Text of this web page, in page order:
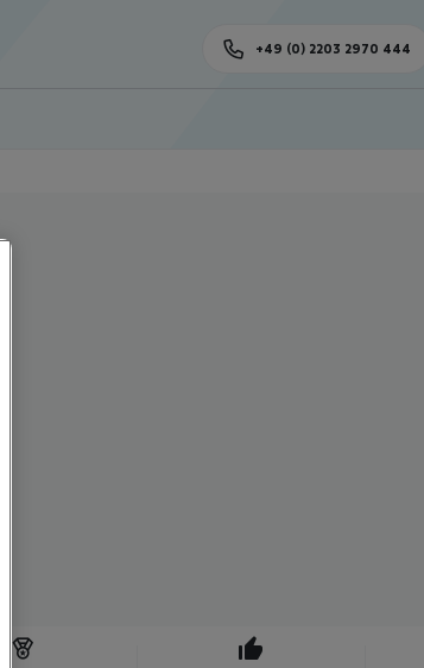
+49 (0) 2203 2970 444